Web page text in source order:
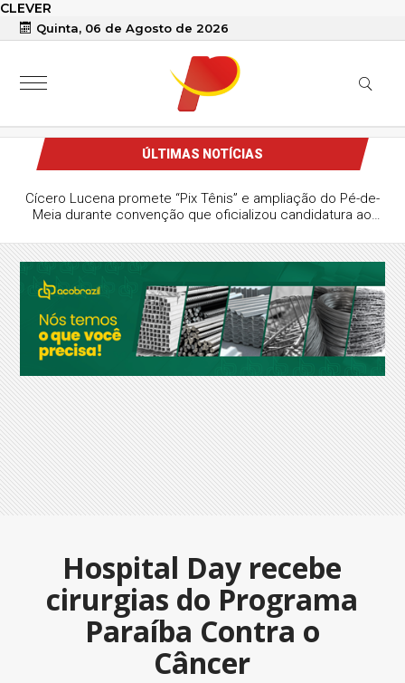
CLEVER
Quinta, 06 de Agosto de 2026
ÚLTIMAS NOTÍCIAS
Cícero Lucena promete “Pix Tênis” e ampliação do Pé-de-
Meia durante convenção que oficializou candidatura ao
Hospital Day recebe
cirurgias do Programa
Paraíba Contra o
Câncer